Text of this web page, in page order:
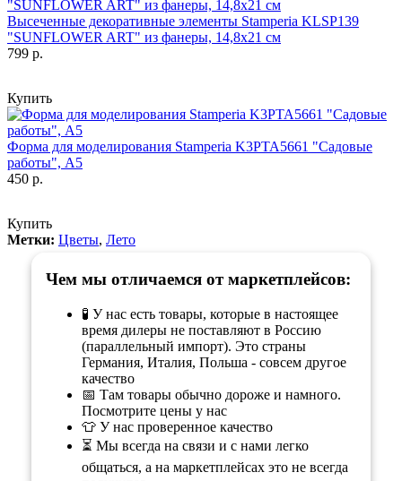
Высеченные декоративные элементы Stamperia KLSP139
"SUNFLOWER ART" из фанеры, 14,8х21 см
799 р.
Купить
Форма для моделирования Stamperia K3PTA5661 "Садовые
работы", А5
450 р.
Купить
Метки: Цветы, Лето
Чем мы отличаемся от маркетплейсов:
🧪 У нас есть товары, которые в настоящее
время дилеры не поставляют в Россию
(параллельный импорт). Это страны
Германия, Италия, Польша - совсем другое
качество
📅 Там товары обычно дороже и намного.
Посмотрите цены у нас
👕 У нас проверенное качество
⏳ Мы всегда на связи и с нами легко
общаться, а на маркетплейсах это не всегда